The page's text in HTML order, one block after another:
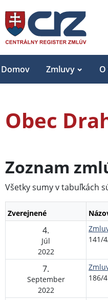
Domov Zmluvy
Obec
Zoznam
Všetky sumy v tabuľkách
Zverejnené
4.
Júl
2022
141/
7.
September
2022
186/4